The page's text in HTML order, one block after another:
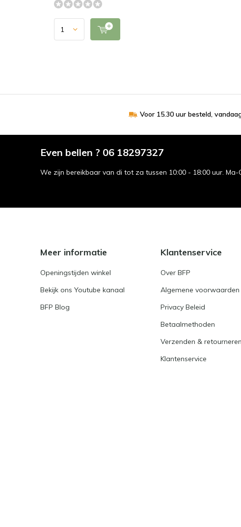
Voor 15.30 uur besteld,
Even bellen ? 06 18297327
We zijn bereikbaar van di tot za tussen 10:00 - 18:00 uur. Ma-
Meer informatie
Openingstijden winkel
Bekijk ons Youtube kanaal
BFP Blog
Klantenservice
Over BFP
Algemene voorwaarden
Privacy Beleid
Betaalmethoden
Verzenden & retourneren
Klantenservice